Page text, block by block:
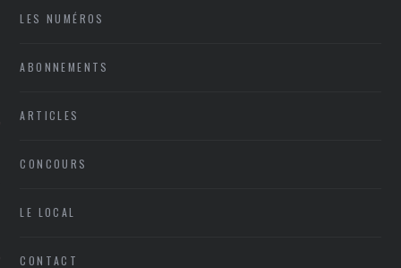
LES NUMÉROS
ABONNEMENTS
ARTICLES
CONCOURS
LE LOCAL
CONTACT